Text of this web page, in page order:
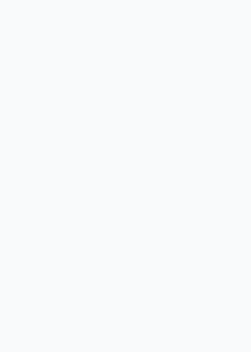
of recherchewerkzaamheden.